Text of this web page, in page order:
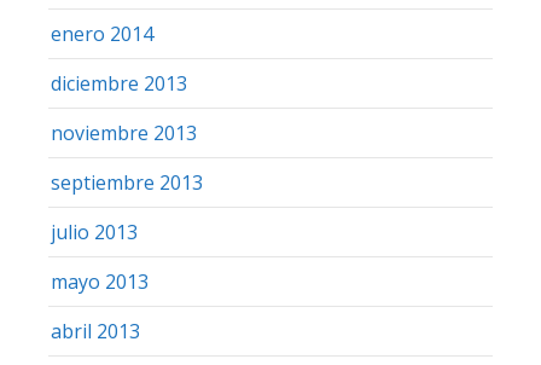
enero 2014
diciembre 2013
noviembre 2013
septiembre 2013
julio 2013
mayo 2013
abril 2013